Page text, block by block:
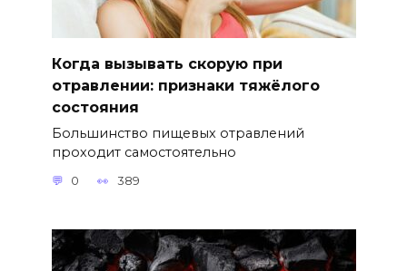
Когда вызывать скорую при
отравлении: признаки тяжёлого
состояния
Большинство пищевых отравлений
проходит самостоятельно
0 389